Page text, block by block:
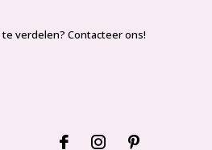
verdelen? Contacteer ons!